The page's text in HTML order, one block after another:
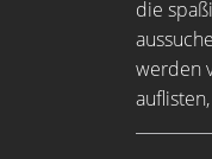
die
werden